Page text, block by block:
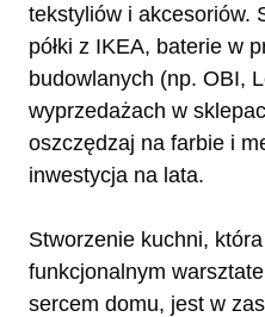
tekstyliów i akcesoriów.
półki z IKEA, baterie w
budowlanych (np. OBI,
wyprzedażach w
oszczędzaj na farbie i
inwestycja na lata.
Stworzenie kuchni,
funkcjonalnym
sercem domu, jest w